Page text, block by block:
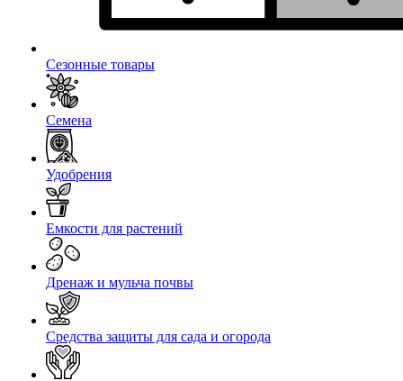
Сезонные товары
Семена
Удобрения
Емкости для растений
Дренаж и мульча почвы
Средства защиты для сада и огорода